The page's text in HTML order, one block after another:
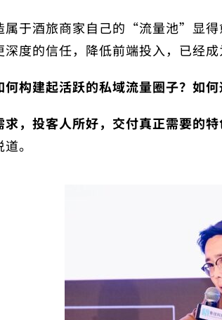
属于酒旅商家自己的“流量池”显
度的信任，降低前端投入，已经成
何构建起活跃的私域流量圈子？如
，投客人所好，交付真正需要的
。